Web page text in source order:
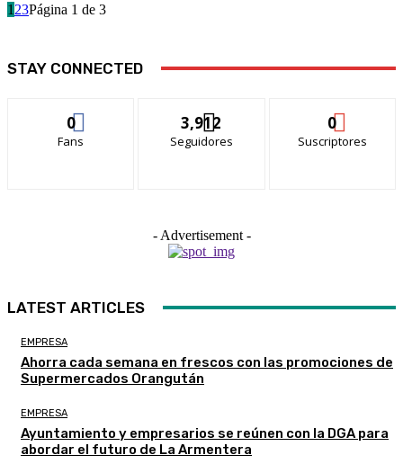
1 23Página 1 de 3
STAY CONNECTED
0
Fans
3,912
Seguidores
0
Suscriptores
- Advertisement -
LATEST ARTICLES
EMPRESA
Ahorra cada semana en frescos con las promociones de
Supermercados Orangután
EMPRESA
Ayuntamiento y empresarios se reúnen con la DGA para
abordar el futuro de La Armentera